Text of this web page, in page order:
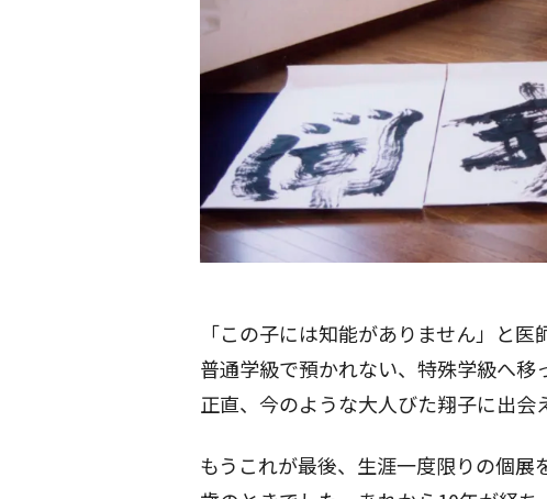
「この子には知能がありません」と
普通学級で預かれない、特殊学級へ移
正直、今のような大人びた翔子に出会
もうこれが最後、生涯一度限りの個